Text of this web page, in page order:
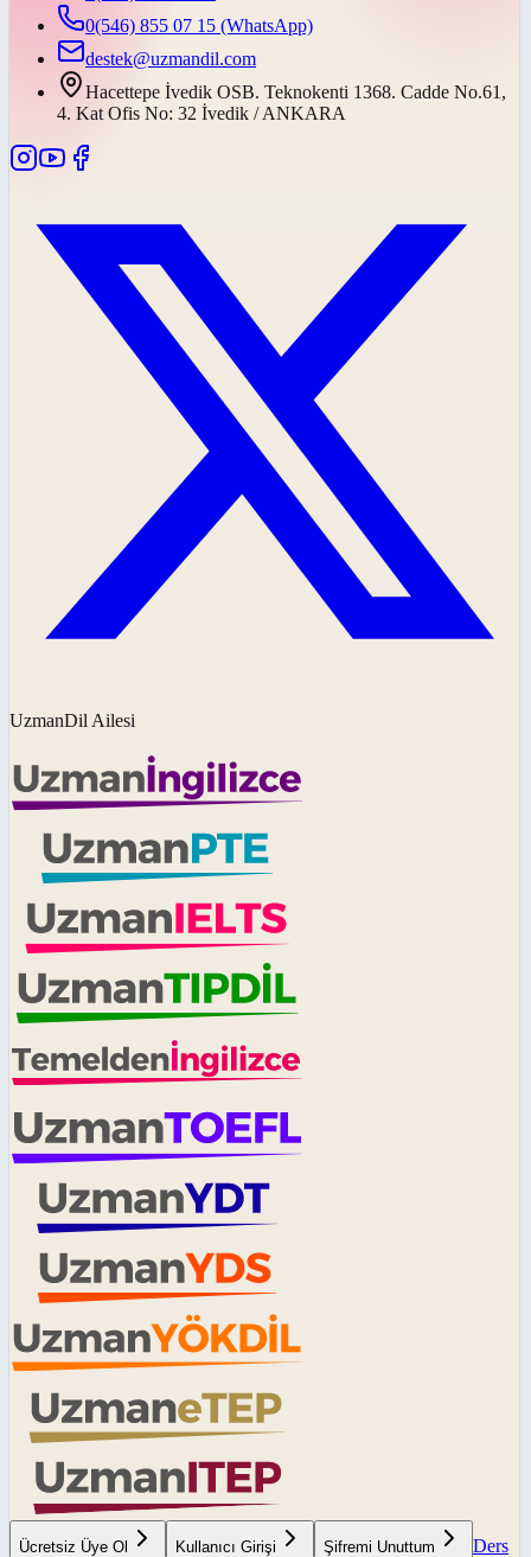
0(546) 855 07 15 (WhatsApp)
destek@uzmandil.com
Hacettepe İvedik OSB. Teknokenti 1368. Cadde No.61,
4. Kat Ofis No: 32 İvedik / ANKARA
UzmanDil Ailesi
Ücretsiz Üye Ol Kullanıcı Girişi Şifremi Unuttum
Ders